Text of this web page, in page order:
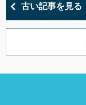
古い記事を見る